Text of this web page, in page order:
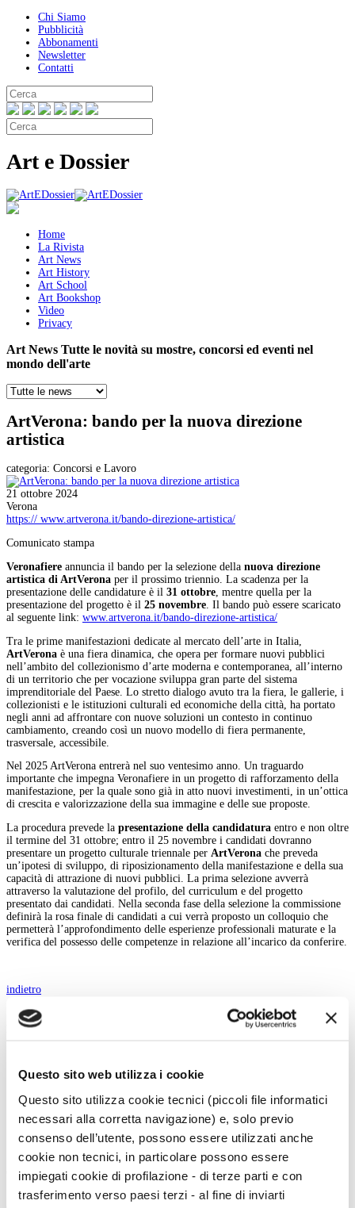
Questo sito web utilizza i cookie
Questo sito utilizza cookie tecnici (piccoli file informatici
necessari alla corretta navigazione) e, solo previo
consenso dell’utente, possono essere utilizzati anche
cookie non tecnici, in particolare possono essere
impiegati cookie di profilazione - di terze parti e con
trasferimento verso paesi terzi - al fine di inviarti
Chi Siamo
Pubblicità
Abbonamenti
Newsletter
Contatti
Art e Dossier
Home
La Rivista
Art News
Art History
Art School
Art Bookshop
Video
Privacy
Art News Tutte le novità su mostre, concorsi ed eventi nel
mondo dell'arte
ArtVerona: bando per la nuova direzione
artistica
categoria: Concorsi e Lavoro
21 ottobre 2024
Verona
https:// www.artverona.it/bando-direzione-artistica/
Comunicato stampa
Veronafiere annuncia il bando per la selezione della nuova direzione
artistica di ArtVerona per il prossimo triennio. La scadenza per la
presentazione delle candidature è il 31 ottobre , mentre quella per la
presentazione del progetto è il 25 novembre . Il bando può essere scaricato
al seguente link: www.artverona.it/bando-direzione-artistica/
Tra le prime manifestazioni dedicate al mercato dell’arte in Italia,
ArtVerona è una fiera dinamica, che opera per formare nuovi pubblici
nell’ambito del collezionismo d’arte moderna e contemporanea, all’interno
di un territorio che per vocazione sviluppa gran parte del sistema
imprenditoriale del Paese. Lo stretto dialogo avuto tra la fiera, le gallerie, i
collezionisti e le istituzioni culturali ed economiche della città, ha portato
negli anni ad affrontare con nuove soluzioni un contesto in continuo
cambiamento, creando così un nuovo modello di fiera permanente,
trasversale, accessibile.
Nel 2025 ArtVerona entrerà nel suo ventesimo anno. Un traguardo
importante che impegna Veronafiere in un progetto di rafforzamento della
manifestazione, per la quale sono già in atto nuovi investimenti, in un’ottica
di crescita e valorizzazione della sua immagine e delle sue proposte.
La procedura prevede la presentazione della candidatura entro e non oltre
il termine del 31 ottobre; entro il 25 novembre i candidati dovranno
presentare un progetto culturale triennale per ArtVerona che preveda
un’ipotesi di sviluppo, di riposizionamento della manifestazione e della sua
capacità di attrazione di nuovi pubblici. La prima selezione avverrà
attraverso la valutazione del profilo, del curriculum e del progetto
presentato dai candidati. Nella seconda fase della selezione la commissione
definirà la rosa finale di candidati a cui verrà proposto un colloquio che
permetterà l’approfondimento delle esperienze professionali maturate e la
verifica del possesso delle competenze in relazione all’incarico da conferire.
indietro
Menu Art e Dossier
Eventi
Mostre
Kids
In galleria
Cataloghi e libri
Aste e mercato
Concorsi e Lavoro
Calendario
Scegli la data e imposta i filtri per ottimizzare la tua ricerca